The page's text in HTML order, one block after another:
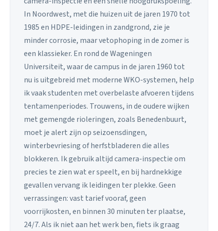
In Noordwest, met die huizen uit de jaren 1970 tot
1985 en HDPE-leidingen in zandgrond, zie je
minder corrosie, maar vetophoping in de zomer is
een klassieker. En rond de Wageningen
Universiteit, waar de campus in de jaren 1960 tot
nu is uitgebreid met moderne WKO-systemen, help
ik vaak studenten met overbelaste afvoeren tijdens
tentamenperiodes. Trouwens, in de oudere wijken
met gemengde rioleringen, zoals Benedenbuurt,
moet je alert zijn op seizoensdingen,
winterbevriesing of herfstbladeren die alles
blokkeren. Ik gebruik altijd camera-inspectie om
precies te zien wat er speelt, en bij hardnekkige
gevallen vervang ik leidingen ter plekke. Geen
verrassingen: vast tarief vooraf, geen
voorrijkosten, en binnen 30 minuten ter plaatse,
24/7. Als ik niet aan het werk ben, fiets ik graag